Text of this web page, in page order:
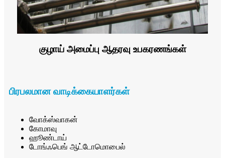
குழாய் அமைப்பு ஆதரவு உபகரணங்கள்
பிரபலமான வாடிக்கையாளர்கள்
வோக்ஸ்வாகன்
கோமாவு
ஹூண்டாய்
டோங்ஃபெங் ஆட்டோமொபைல்